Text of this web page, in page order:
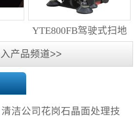
YTE800FB驾驶式扫地
产品频道>>
清洁公司花岗石晶面处理技